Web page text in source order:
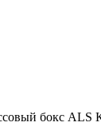
бокс ALS